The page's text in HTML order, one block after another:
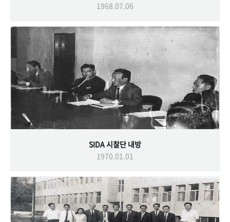
1968.07.06
SIDA 시찰단 내방
1970.01.01